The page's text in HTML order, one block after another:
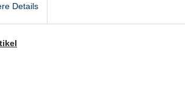
Details